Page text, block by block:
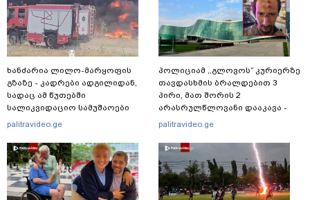
ხანძარია ლილო-მარყოფის
გზაზე - კადრები ადგილიდან,
სადაც ამ წუთებში
სალიკვიდაციო სამუშაოები
მიმდინარეობს
palitravideo.ge
პოლიციამ ,,გლოვოს” კურიერზე
თავდასხმის ბრალდებით 3
პირი, მათ შორის 2
არასრულწლოვანი დააკავა -
შსს ინფორმაციას ავრცელებს
palitravideo.ge